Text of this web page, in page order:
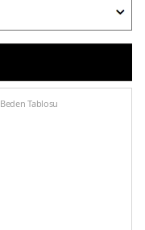
Beden Tablosu